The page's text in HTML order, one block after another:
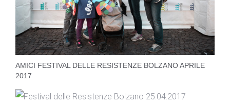
AMICI FESTIVAL DELLE RESISTENZE BOLZANO APRILE
2017